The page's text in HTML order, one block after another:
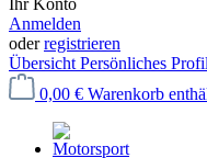
Ihr Konto
Anmelden
oderregistrieren
Übersicht Persönliches Profil
0,00 € Warenkorb